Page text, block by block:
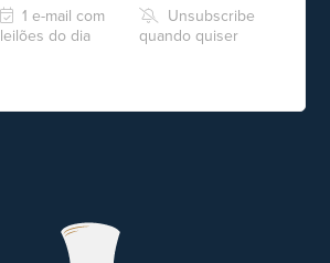
1 e-mail com
leilões do dia
Unsubscribe
quando quiser